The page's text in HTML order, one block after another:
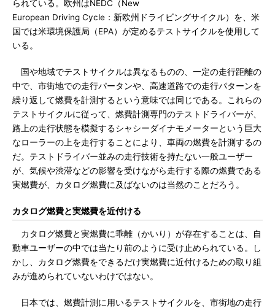
られている。欧州はNEDC（New
European Driving Cycle：新欧州ドライビングサイクル）を、米
国では米環境保護局（EPA）が定めるテストサイクルを使用して
いる。
国や地域でテストサイクルは異なるものの、一定の走行距離の
中で、市街地での走行パータンや、高速道路での走行パターンを
繰り返して燃費を計測するという意味では同じである。これらの
テストサイクルに従って、燃費計測専門のテストドライバーが、
路上の走行状態を模擬するシャシーダイナモメーターという巨大
なローラーの上を走行することにより、車両の燃費を計測するの
だ。テストドライバー並みの走行技術を持たない一般ユーザー
が、気候や渋滞などの影響を受けながら走行する際の燃費である
実燃費が、カタログ燃費に及ばないのは当然のことだろう。
カタログ燃費と実燃費を近付ける
カタログ燃費と実燃費に乖離（かいり）が存在することは、自
動車ユーザーの中では当たり前のように受け止められている。し
かし、カタログ燃費をできるだけ実燃費に近付けるための取り組
みが進められていないわけではない。
日本では、燃費計測に用いるテストサイクルを、市街地の走行